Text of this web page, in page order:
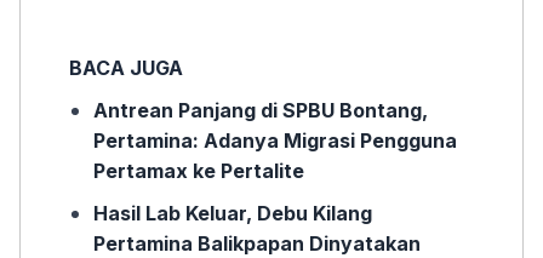
BACA JUGA
Antrean Panjang di SPBU Bontang,
Pertamina: Adanya Migrasi Pengguna
Pertamax ke Pertalite
Hasil Lab Keluar, Debu Kilang
Pertamina Balikpapan Dinyatakan